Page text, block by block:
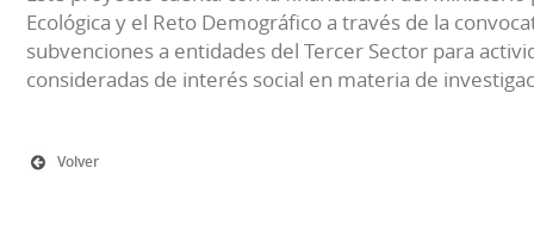
Ecológica y el Reto Demográfico a través de la
subvenciones a entidades del Tercer Sector para
consideradas de interés social en materia de
Volver